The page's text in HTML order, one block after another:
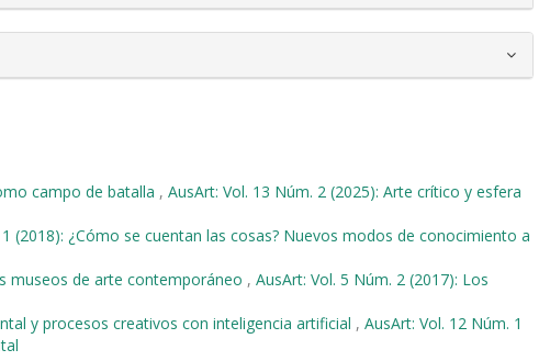
campo de batalla , AusArt: Vol. 13 Núm. 2 (2025): Arte crítico y esfera
(2018): ¿Cómo se cuentan las cosas? Nuevos modos de conocimiento a
museos de arte contemporáneo , AusArt: Vol. 5 Núm. 2 (2017): Los
y procesos creativos con inteligencia artificial , AusArt: Vol. 12 Núm. 1